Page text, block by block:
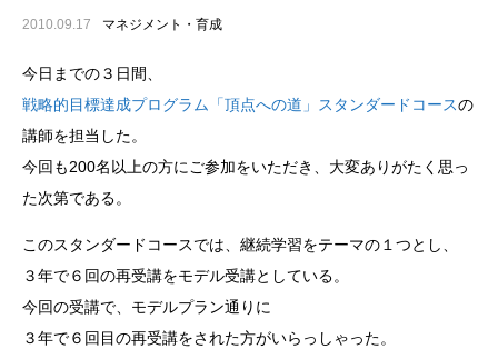
2010.09.17 マネジメント・育成
今日までの３日間、
戦略的目標達成プログラム「頂点への道」スタンダードコースの
講師を担当した。
今回も200名以上の方にご参加をいただき、大変ありがたく思っ
た次第である。
このスタンダードコースでは、継続学習をテーマの１つとし、
３年で６回の再受講をモデル受講としている。
今回の受講で、モデルプラン通りに
３年で６回目の再受講をされた方がいらっしゃった。